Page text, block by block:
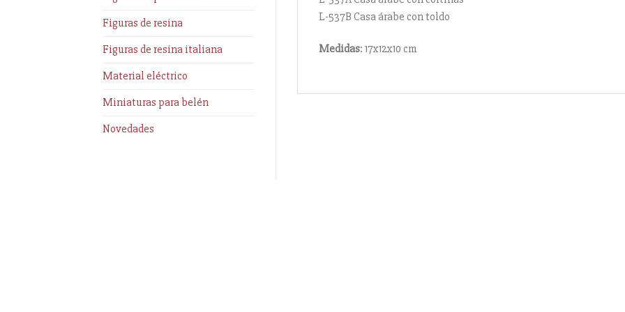
Figuras de resina
Figuras de resina italiana
Material eléctrico
Miniaturas para belén
Novedades
L-537B Casa árabe con toldo
Medidas: 17x12x10 cm